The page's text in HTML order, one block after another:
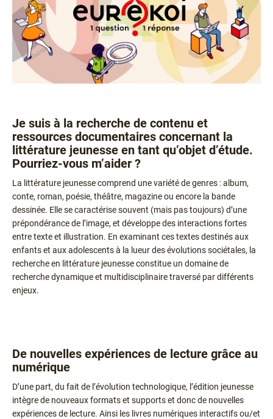
Texte
Je suis à la recherche de contenu et
ressources documentaires concernant la
littérature jeunesse en tant qu’objet d’étude.
Pourriez-vous m’aider ?
La littérature jeunesse comprend une variété de genres : album,
conte, roman, poésie, théâtre, magazine ou encore la bande
dessinée. Elle se caractérise souvent (mais pas toujours) d’une
prépondérance de l’image, et développe des interactions fortes
entre texte et illustration. En examinant ces textes destinés aux
enfants et aux adolescents à la lueur des évolutions sociétales, la
recherche en littérature jeunesse constitue un domaine de
recherche dynamique et multidisciplinaire traversé par différents
enjeux.
De nouvelles expériences de lecture grâce au
numérique
D’une part, du fait de l’évolution technologique, l’édition jeunesse
intègre de nouveaux formats et supports et donc de nouvelles
expériences de lecture. Ainsi les livres numériques interactifs ou/et